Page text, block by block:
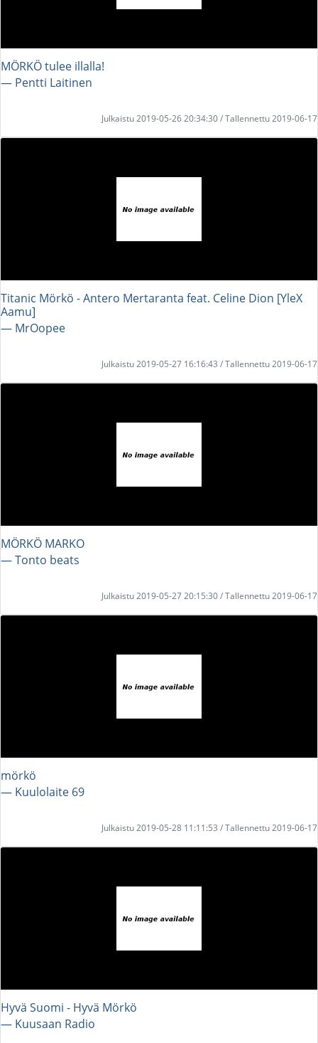
MÖRKÖ tulee illalla!
― Pentti Laitinen
Julkaistu 2019-05-26 20:34:30 / Tallennettu 2019-06-17
Titanic Mörkö - Antero Mertaranta feat. Celine Dion [YleX
Aamu]
― MrOopee
Julkaistu 2019-05-27 16:16:43 / Tallennettu 2019-06-17
MÖRKÖ MARKO
― Tonto beats
Julkaistu 2019-05-27 20:15:30 / Tallennettu 2019-06-17
mörkö
― Kuulolaite 69
Julkaistu 2019-05-28 11:11:53 / Tallennettu 2019-06-17
Hyvä Suomi - Hyvä Mörkö
― Kuusaan Radio